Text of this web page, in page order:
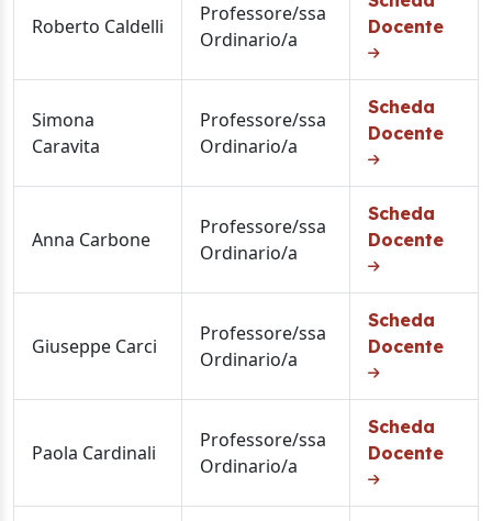
Roberto Caldelli
Professore/ssa
Ordinario/a
Docente
Simona
Caravita
Professore/ssa
Ordinario/a
Scheda
Docente
Anna Carbone
Professore/ssa
Ordinario/a
Scheda
Docente
Giuseppe Carci
Professore/ssa
Ordinario/a
Scheda
Docente
Paola Cardinali
Professore/ssa
Ordinario/a
Scheda
Docente